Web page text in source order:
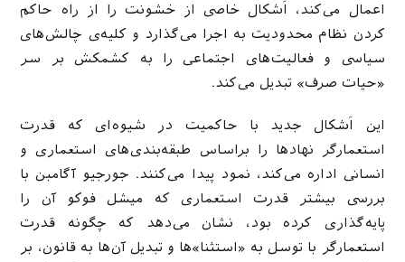
اعمال می‌کند، اَشکال خاصی از خشونت را از راه حاکم
کردن نظام محدودیت به اجرا می‌گذارد و کلیه‌ی چالش‌های
سیاسی و فعالیت‌های اجتماعی را به کشمکش بر سر
«حیات صرف» تبدیل می‌کند.
این اَشکال جدید با حاکمیت در شیوه‌ای که قدرت
استعمارگر نهادها را براساس طبقه‌بندی‌های استعماری و
انسانی اداره می‌کند،‌ نمود پیدا می‌کنند. جورجیو آگامبن با
بررسی بیشتر قدرت استعماری که میشل فوکو آن را
پایه‌گذاری کرده بود، نشان می‌دهد که چگونه قدرت
استعمارگر با توسل به «استثنا»ها و تبدیل آن‌ها به قانون، بر